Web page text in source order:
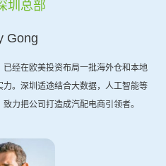
圳总部
Gong
经在欧美投资布局一批海外仓和本地
。深圳适途结合大数据，人工智能等
力把公司打造成汽配电商引领者。